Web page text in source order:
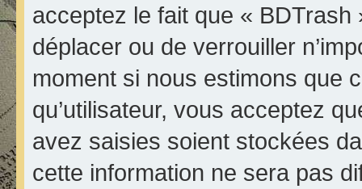
acceptez le fait que « BDTrash
déplacer ou de verrouiller
moment si nous estimons que
qu’utilisateur, vous acceptez
avez saisies soient stockées
cette information ne sera pas